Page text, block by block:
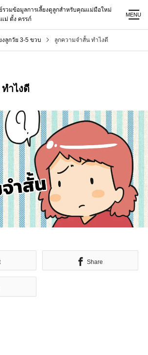
รวมข้อมูลการเลี้ยงดูลูกสำหรับคุณแม่มือใหม่
ม่ ตั้ง ครรภ์
MENU
งลูกวัย 3-5 ขวบ ลูกความจำสั้น ทำไงดี
ำไงดี
Share